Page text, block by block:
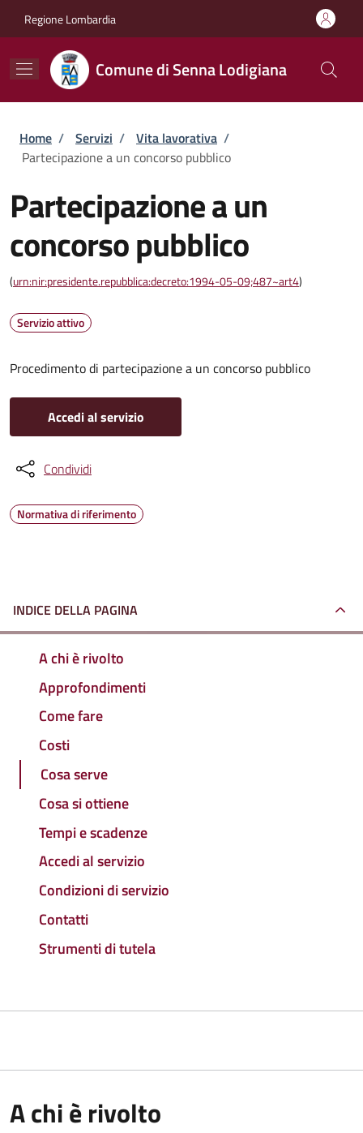
Regione Lombardia
Comune di Senna Lodigiana
Briciole di pane
Home / Servizi / Vita lavorativa /
Partecipazione a un concorso pubblico
Partecipazione a un
concorso pubblico
(urn:nir:presidente.repubblica:decreto:1994-05-09;487~art4)
Servizio attivo
Procedimento di partecipazione a un concorso pubblico
Accedi al servizio
Condividi
Normativa di riferimento
INDICE DELLA PAGINA
A chi è rivolto
Approfondimenti
Come fare
Costi
Cosa serve
Cosa si ottiene
Tempi e scadenze
Accedi al servizio
Condizioni di servizio
Contatti
Strumenti di tutela
A chi è rivolto